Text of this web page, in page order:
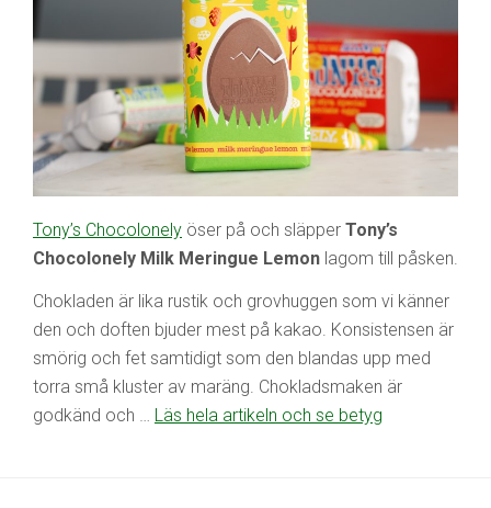
Tony’s Chocolonely öser på och släpper Tony’s
Chocolonely Milk Meringue Lemon lagom till påsken.
Chokladen är lika rustik och grovhuggen som vi känner
den och doften bjuder mest på kakao. Konsistensen är
smörig och fet samtidigt som den blandas upp med
torra små kluster av maräng. Chokladsmaken är
godkänd och … Läs hela artikeln och se betyg